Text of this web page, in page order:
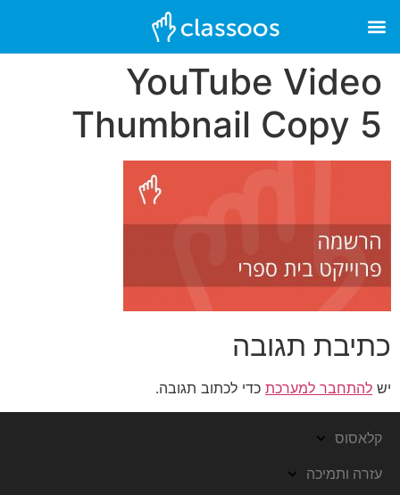
YouTube Video
Thumbnail Copy 5
כתיבת תגובה
יש להתחבר למערכת כדי לכתוב תגובה.
קלאסוס
עזרה ותמיכה